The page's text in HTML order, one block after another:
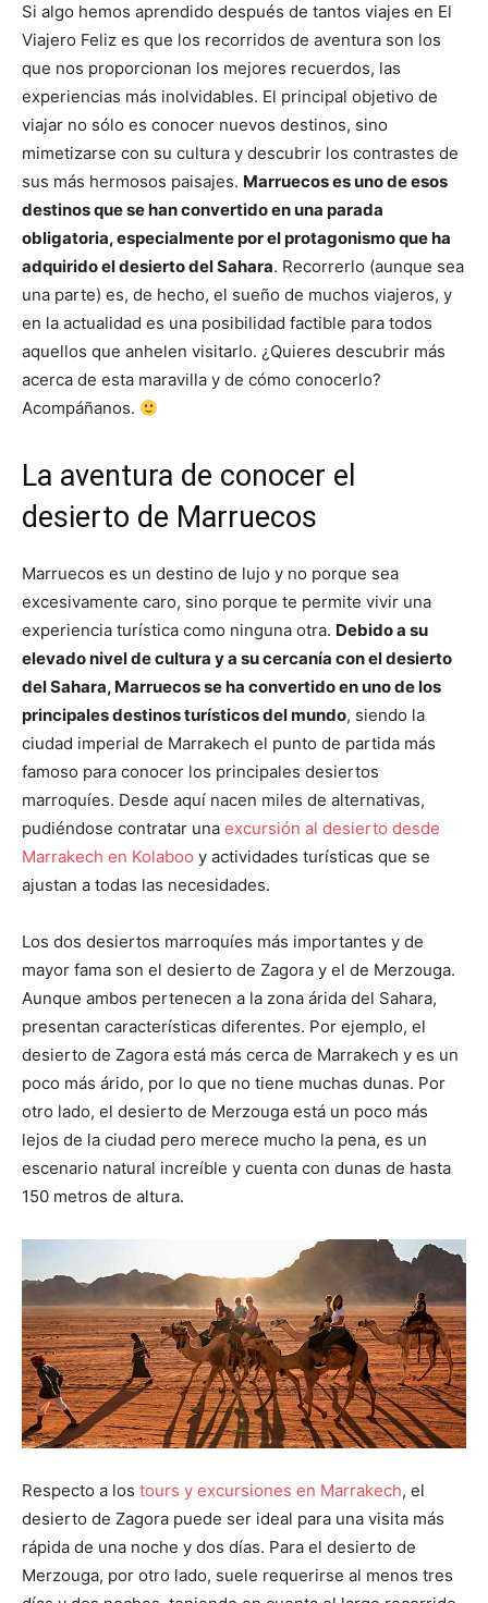
Si algo hemos aprendido después de tantos viajes en El
Viajero Feliz es que los recorridos de aventura son los
que nos proporcionan los mejores recuerdos, las
experiencias más inolvidables. El principal objetivo de
viajar no sólo es conocer nuevos destinos, sino
mimetizarse con su cultura y descubrir los contrastes de
sus más hermosos paisajes. Marruecos es uno de esos
destinos que se han convertido en una parada
obligatoria, especialmente por el protagonismo que ha
adquirido el desierto del Sahara. Recorrerlo (aunque sea
una parte) es, de hecho, el sueño de muchos viajeros, y
en la actualidad es una posibilidad factible para todos
aquellos que anhelen visitarlo. ¿Quieres descubrir más
acerca de esta maravilla y de cómo conocerlo?
Acompáñanos.
La aventura de conocer el
desierto de Marruecos
Marruecos es un destino de lujo y no porque sea
excesivamente caro, sino porque te permite vivir una
experiencia turística como ninguna otra. Debido a su
elevado nivel de cultura y a su cercanía con el desierto
del Sahara, Marruecos se ha convertido en uno de los
principales destinos turísticos del mundo, siendo la
ciudad imperial de Marrakech el punto de partida más
famoso para conocer los principales desiertos
marroquíes. Desde aquí nacen miles de alternativas,
pudiéndose contratar una excursión al desierto desde
Marrakech en Kolaboo y actividades turísticas que se
ajustan a todas las necesidades.
Los dos desiertos marroquíes más importantes y de
mayor fama son el desierto de Zagora y el de Merzouga.
Aunque ambos pertenecen a la zona árida del Sahara,
presentan características diferentes. Por ejemplo, el
desierto de Zagora está más cerca de Marrakech y es un
poco más árido, por lo que no tiene muchas dunas. Por
otro lado, el desierto de Merzouga está un poco más
lejos de la ciudad pero merece mucho la pena, es un
escenario natural increíble y cuenta con dunas de hasta
150 metros de altura.
Respecto a los tours y excursiones en Marrakech, el
desierto de Zagora puede ser ideal para una visita más
rápida de una noche y dos días. Para el desierto de
Merzouga, por otro lado, suele requerirse al menos tres